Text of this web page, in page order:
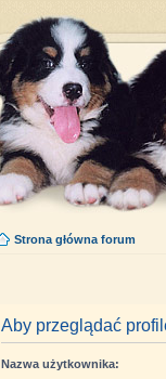
Strona główna forum
Aby przeglądać
Nazwa użytkownika: